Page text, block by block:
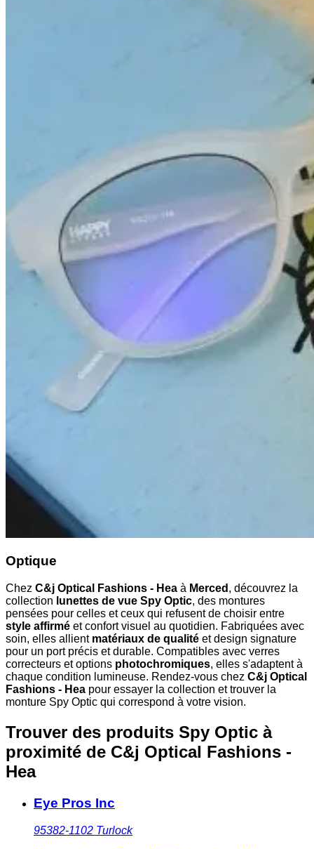
Optique
Chez C&j Optical Fashions - Hea à Merced , découvrez la
collection lunettes de vue Spy Optic, des montures
pensées pour celles et ceux qui refusent de choisir entre
style affirmé et confort visuel au quotidien. Fabriquées avec
soin, elles allient matériaux de qualité et design signature
pour un port précis et durable. Compatibles avec verres
correcteurs et options photochromiques, elles s'adaptent à
chaque condition lumineuse. Rendez-vous chez C&j Optical
Fashions - Hea pour essayer la collection et trouver la
monture Spy Optic qui correspond à votre vision.
Trouver des produits Spy Optic à
proximité de C&j Optical Fashions -
Hea
Eye Pros Inc
95382-1102 Turlock